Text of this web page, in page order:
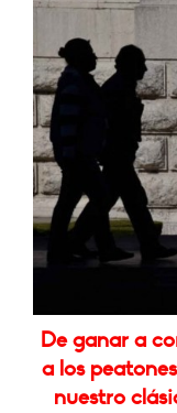
De ganar a
a los
nuestro